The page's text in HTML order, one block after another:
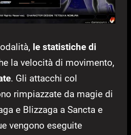
le statistiche di
la velocità di movimento,
. Gli attacchi col
rimpiazzate da magie di
e Blizzaga a Sancta e
vengono eseguite